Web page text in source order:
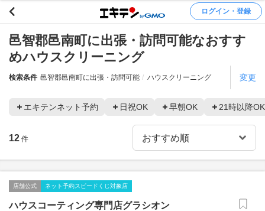
ログイン・登録
邑智郡邑南町に出張・訪問可能なおすす
めハウスクリーニング
検索条件 邑智郡邑南町に出張・訪問可能 ハウスクリーニング 変更
エキテンネット予約 日祝OK 早朝OK 21時以降OK
12 件
店舗公式 ネット予約スピードくじ対象店
ハウスコーティング専門店グラシオン